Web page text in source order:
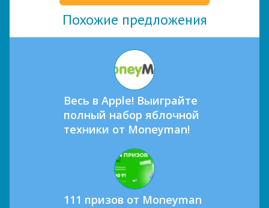
Похожие предложения
Весь в Apple! Выиграйте
полный набор яблочной
техники от Moneyman!
111 призов от Moneyman